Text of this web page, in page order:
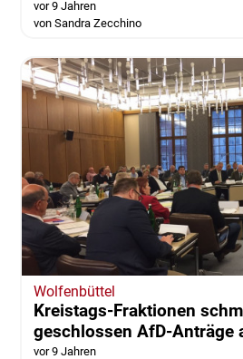
vor 9 Jahren
von Sandra Zecchino
Wolfenbüttel
Kreistags-Fraktionen
geschlossen AfD-Anträge
vor 9 Jahren